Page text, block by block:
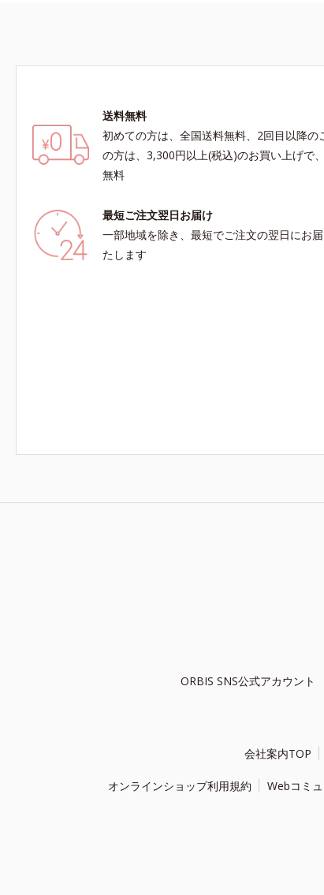
プリリルシラン、アルニカ花エキス＝唇にうるお
ジリノレイルビス（ベヘニル/イソステアリル/フ
ィトステリル）＝均一でムラのない鮮やかな発色
を叶える成分*4 ラウリルPEG‐10トリス（トリメ
チルシロキシ）シリルエチルジメチコン＝水分に
送料無料
初めての方は、全国送料無料、2回目以降の
の方は、3,300円以上(税込)のお買い上げで
無料
最短ご注文翌日お届け
一部地域を除き、最短でご注文の翌日にお
たします
ORBIS SNS公式アカウント
会社案内TOP
オンラインショップ利用規約 Webコミ